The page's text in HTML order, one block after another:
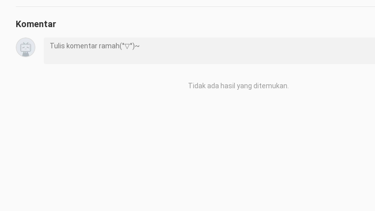
Komentar
Tidak ada hasil yang ditemukan.